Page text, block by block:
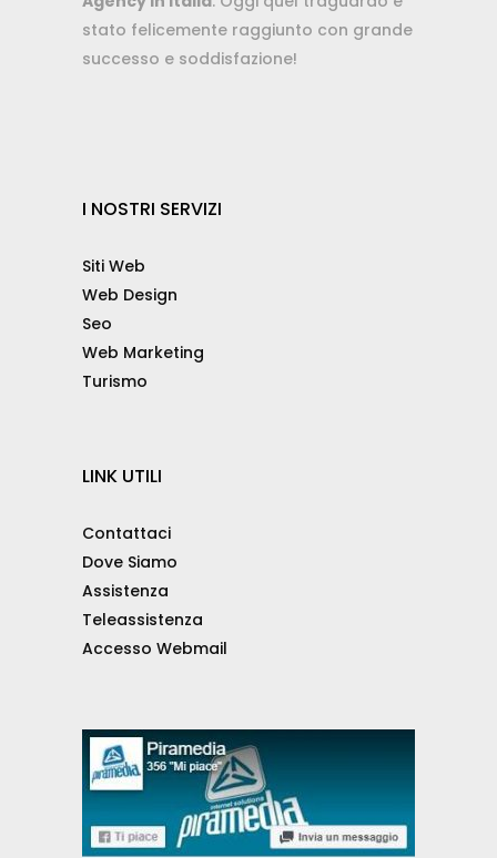
stato felicemente raggiunto con grande
successo e soddisfazione!
I NOSTRI SERVIZI
Siti Web
Web Design
Seo
Web Marketing
Turismo
LINK UTILI
Contattaci
Dove Siamo
Assistenza
Teleassistenza
Accesso Webmail